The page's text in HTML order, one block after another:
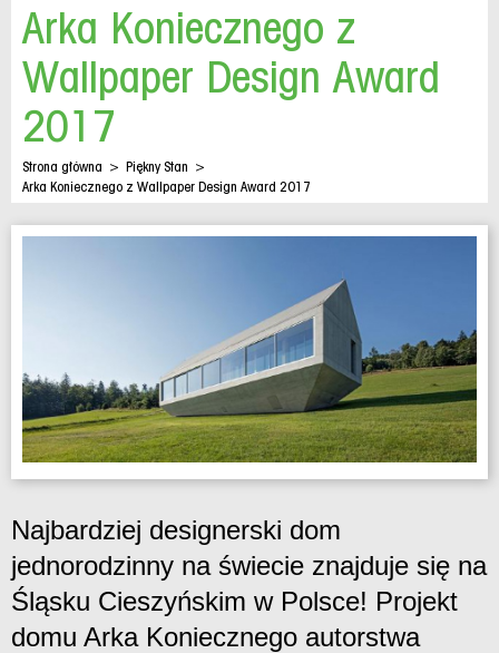
Arka Koniecznego z
Wallpaper Design Award
2017
Strona główna > Piękny Stan >
Arka Koniecznego z Wallpaper Design Award 2017
Najbardziej designerski dom
jednorodzinny na świecie znajduje się na
Śląsku Cieszyńskim w Polsce! Projekt
domu Arka Koniecznego autorstwa